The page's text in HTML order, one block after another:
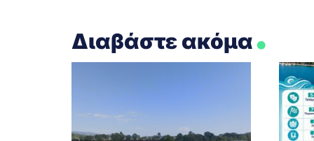
Διαβάστε ακόμα.